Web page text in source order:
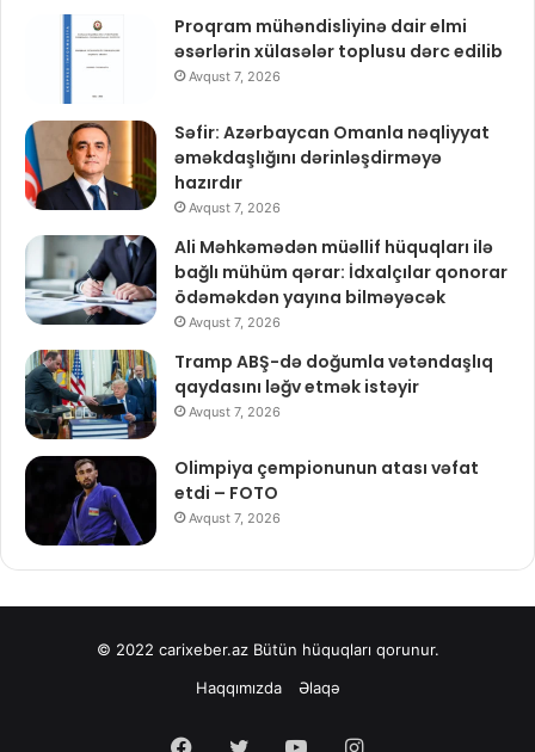
Proqram mühəndisliyinə dair elmi
əsərlərin xülasələr toplusu dərc edilib
Avqust 7, 2026
Səfir: Azərbaycan Omanla nəqliyyat
əməkdaşlığını dərinləşdirməyə
hazırdır
Avqust 7, 2026
Ali Məhkəmədən müəllif hüquqları ilə
bağlı mühüm qərar: İdxalçılar qonorar
ödəməkdən yayına bilməyəcək
Avqust 7, 2026
Tramp ABŞ-də doğumla vətəndaşlıq
qaydasını ləğv etmək istəyir
Avqust 7, 2026
Olimpiya çempionunun atası vəfat
etdi – FOTO
Avqust 7, 2026
© 2022 carixeber.azBütün hüquqları qorunur.
Haqqımızda
Əlaqə